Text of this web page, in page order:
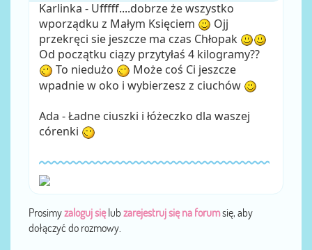
Karlinka - Ufffff....dobrze że wszystko
wporządku z Małym Księciem
Ojj
przekręci sie jeszcze ma czas Chłopak
Od początku ciązy przytyłaś 4 kilogramy??
To niedużo
Może coś Ci jeszcze
wpadnie w oko i wybierzesz z ciuchów
Ada - Ładne ciuszki i łóżeczko dla waszej
córenki
Prosimyzaloguj sięlub zarejestruj się na forumsię, aby
dołączyć do rozmowy.